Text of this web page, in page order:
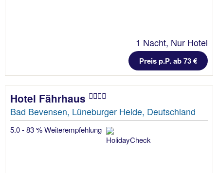
1 Nacht, Nur Hotel
Preis p.P. ab 73 €
Hotel Fährhaus
Bad Bevensen, Lüneburger Heide, Deutschland
5.0 - 83 % Weiterempfehlung